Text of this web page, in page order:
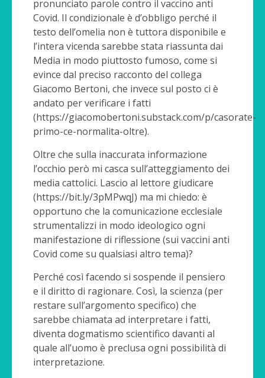
pronunciato parole contro il vaccino anti
Covid. Il condizionale è d’obbligo perché il
testo dell’omelia non è tuttora disponibile e
l’intera vicenda sarebbe stata riassunta dai
Media in modo piuttosto fumoso, come si
evince dal preciso racconto del collega
Giacomo Bertoni, che invece sul posto ci è
andato per verificare i fatti
(https://giacomobertoni.substack.com/p/casorate-
primo-ce-normalita-oltre).
Oltre che sulla inaccurata informazione
l’occhio però mi casca sull’atteggiamento dei
media cattolici. Lascio al lettore giudicare
(https://bit.ly/3pMPwqJ) ma mi chiedo: è
opportuno che la comunicazione ecclesiale
strumentalizzi in modo ideologico ogni
manifestazione di riflessione (sui vaccini anti
Covid come su qualsiasi altro tema)?
Perché così facendo si sospende il pensiero
e il diritto di ragionare. Così, la scienza (per
restare sull’argomento specifico) che
sarebbe chiamata ad interpretare i fatti,
diventa dogmatismo scientifico davanti al
quale all’uomo è preclusa ogni possibilità di
interpretazione.